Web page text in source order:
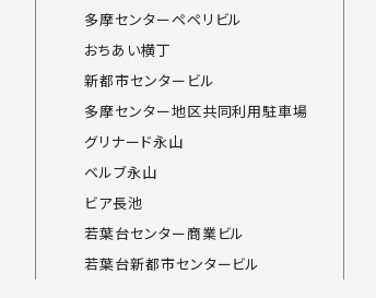
多摩センターペペリビル
おちあい横丁
新都市センタービル
多摩センター地区共同利用駐車場
グリナード永山
ベルブ永山
ビア長池
若葉台センター商業ビル
若葉台新都市センタービル